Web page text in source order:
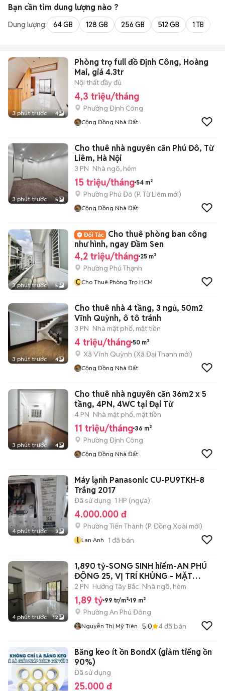
Bạn cần tìm dung lượng nào ?
Dung lượng: 64 GB 128 GB 256 GB 512 GB 1 TB
3 phút trước 4
Phòng trọ full đồ Định Công, Hoàng
Mai, giá 4.3tr
Nội thất đầy đủ
4,3 triệu/tháng
Phường Định Công
Cộng Đồng Nhà Đất
3 phút trước 5
Cho thuê nhà nguyên căn Phú Đô, Từ
Liêm, Hà Nội
3 PN Nhà ngõ, hẻm
15 triệu/tháng 54 m²
Phường Phú Đô (P. Từ Liêm mới)
Cộng Đồng Nhà Đất
3 phút trước 5
Cho thuê phòng ban công
như hình, ngay Đầm Sen
4,2 triệu/tháng 25 m²
Phường Phú Thạnh
CCho Thuê Phòng Trọ HCM
3 phút trước 4
Cho thuê nhà 4 tầng, 3 ngủ, 50m2
Vĩnh Quỳnh, ô tô tránh
3 PN Nhà mặt phố, mặt tiền
4 triệu/tháng 50 m²
Xã Vĩnh Quỳnh (Xã Đại Thanh mới)
Cộng Đồng Nhà Đất
3 phút trước 4
Cho thuê nhà nguyên căn 36m2 x 5
tầng, 4PN, 4WC tại Đại Từ
4 PN Nhà mặt phố, mặt tiền
11 triệu/tháng 36 m²
Phường Định Công
Cộng Đồng Nhà Đất
4 phút trước 3
Máy lạnh Panasonic CU-PU9TKH-8
Trắng 2017
Đã sử dụng 1 HP (ngựa)
4.000.000 đ
Phường Tiến Thành (P. Đồng Xoài mới)
l Lan Anh 1 đã bán
4 phút trước 12
1,890 tỷ-SONG SINH hiếm-AN PHÚ
ĐÔNG 25, VỊ TRÍ KHỦNG - MẶT
BẰNG KINH
2 PN Hướng Tây Bắc Nhà ngõ, hẻm
1,89 tỷ 99 tr/m² 19 m²
Phường An Phú Đông
Nguyễn Thị Mỹ Tiên 5.0 4đã bán
Băng keo ít ồn BondX (giảm tiếng ồn
90%)
Đã sử dụng
25.000 đ